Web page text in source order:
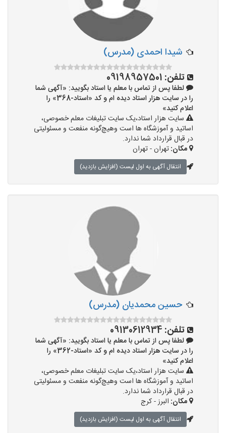
شیدا احمدی (مدرس)
تلفن: 09198957501
لطفا پس از تماس با معلم یا استاد بگویید: «آگهی شما
را در سایت هزار استاد دیده ام و کد «استاد-368» را
اعلام کنید»
سایت هزار استاد،یک سایت تبلیغات معلم خصوصی،
اساتید و آموزشگاه ها است وهیچ‌گونه منفعت و مسئولیتی
در قبال قرارداد شما ندارد.
مکان:تهران - تهران
انتقال آگهی به اول لیست (افزایش بازدید)
حسین محمدیان (مدرس)
تلفن: 09130612934
لطفا پس از تماس با معلم یا استاد بگویید: «آگهی شما
را در سایت هزار استاد دیده ام و کد «استاد-362» را
اعلام کنید»
سایت هزار استاد،یک سایت تبلیغات معلم خصوصی،
اساتید و آموزشگاه ها است وهیچ‌گونه منفعت و مسئولیتی
در قبال قرارداد شما ندارد.
مکان: البرز - کرج
انتقال آگهی به اول لیست (افزایش بازدید)